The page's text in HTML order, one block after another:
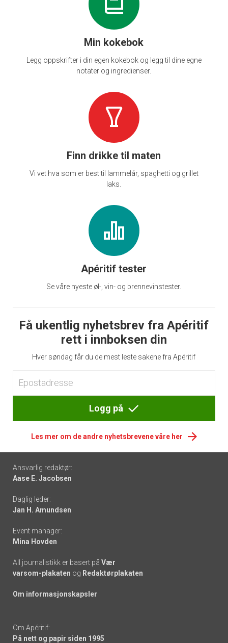
Min kokebok
Legg oppskrifter i din egen kokebok og legg til dine egne
notater og ingredienser.
Finn drikke til maten
Vi vet hva som er best til lammelår, spaghetti og grillet
laks.
Apéritif tester
Se våre nyeste øl-, vin- og brennevinstester.
Få ukentlig nyhetsbrev fra Apéritif
rett i innboksen din
Hver søndag får du de mest leste sakene fra Apéritif
Logg på
Les mer om de andre nyhetsbrevene våre her
Footer
-
links
Ansvarlig redaktør:
Aase E. Jacobsen
Daglig leder:
Jan H. Amundsen
Event manager:
Mina Hovden
All journalistikk er basert på Vær
varsom-plakaten og Redaktørplakaten
Om informasjonskapsler
Om Apéritif:
På nett og papir siden 1995